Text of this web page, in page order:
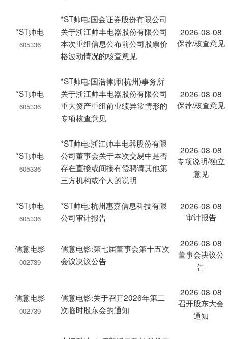
*ST帅电
605336
*ST帅电:国金证券股份有限公司
关于浙江帅丰电器股份有限公司
本次重组信息公布前公司股票价
格波动情况的核查意见
2026-08-08
保荐/核查意见
*ST帅电
605336
*ST帅电:国浩律师(杭州)事务所
关于浙江帅丰电器股份有限公司
重大资产重组前业绩异常情形的
专项核查意见
2026-08-08
保荐/核查意见
*ST帅电
605336
*ST帅电:浙江帅丰电器股份有限
公司董事会关于本次交易中是否
存在直接或间接有偿聘请其他第
三方机构或个人的说明
2026-08-08
专项说明/独立
意见
*ST帅电
605336
*ST帅电:杭州惠嘉信息科技有限
公司审计报告
2026-08-08
审计报告
儒意电影
002739
儒意电影:第七届董事会第十五次
会议决议公告
2026-08-08
董事会决议公
告
儒意电影
002739
儒意电影:关于召开2026年第二
次临时股东会的通知
2026-08-08
召开股东大会
通知